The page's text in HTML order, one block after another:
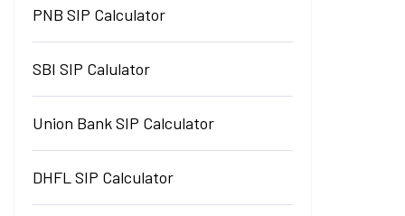
PNB SIP Calculator
SBI SIP Calulator
Union Bank SIP Calculator
DHFL SIP Calculator